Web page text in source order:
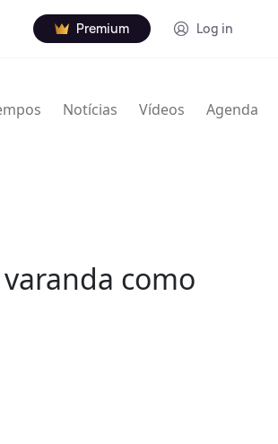
Premium Log in
Notícias Vídeos Agenda
como